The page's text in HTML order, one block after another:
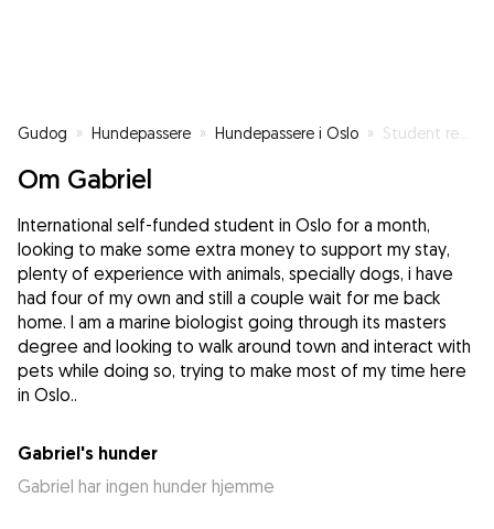
Gudog » Hundepassere » Hundepassere i Oslo » Student ready to walk your dog!
Om Gabriel
International self-funded student in Oslo for a month,
looking to make some extra money to support my stay,
plenty of experience with animals, specially dogs, i have
had four of my own and still a couple wait for me back
home. I am a marine biologist going through its masters
degree and looking to walk around town and interact with
pets while doing so, trying to make most of my time here
in Oslo..
Gabriel's hunder
Gabriel har ingen hunder hjemme